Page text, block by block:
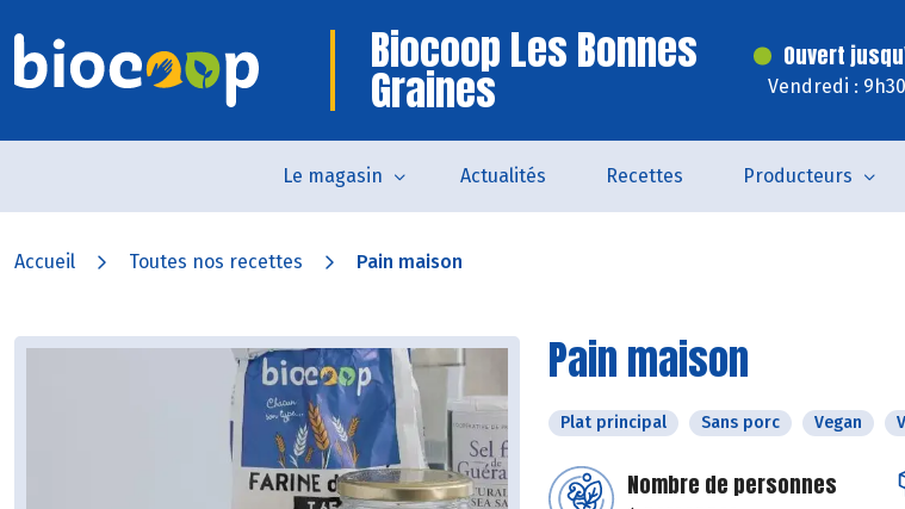
Biocoop Les Bonnes
Graines
Ouvert
Vendredi :
Le magasin Actualités Recettes Producteurs
Accueil Toutes nos recettes Pain maison
Pain maison
Plat principal Sans porc Vegan
Nombre de personnes